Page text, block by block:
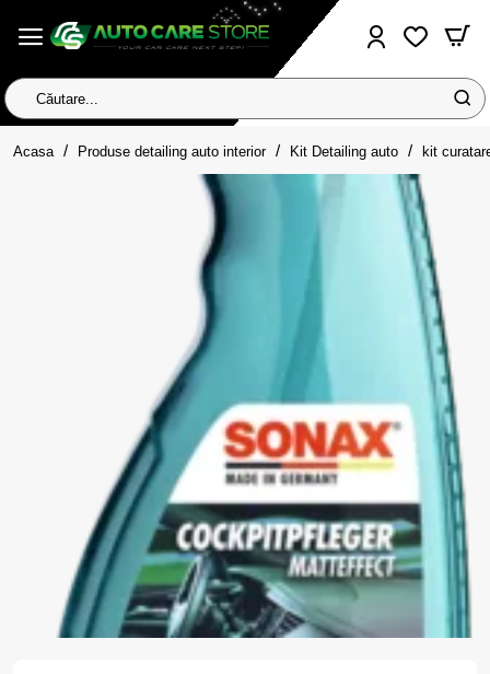
Căutare...
Acasa homeProduse detailing auto interior Kit Detailing auto kit